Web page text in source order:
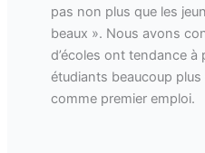
pas non plus que les
beaux ». Nous avons
d’écoles ont tendance à
étudiants beaucoup
comme premier emploi.